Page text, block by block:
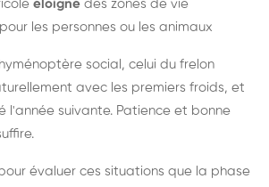
éloigné des zones de vie
les personnes ou les animaux
social, celui du frelon
avec les premiers froids, et
l'année suivante. Patience et bonne
évaluer ces situations que la phase